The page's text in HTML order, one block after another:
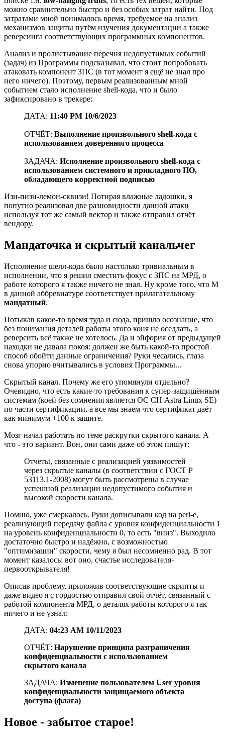
можно сравнительно быстро и без особых затрат найти. Под
затратами мной понималось время, требуемое на анализ
механизмов защиты путём изучения документации а также
реверсинга соответствующих программных компонентов.
Анализ и пролистывание перечня недопустимых событий
(задач) из Программы подсказывал, что стоит попробовать
атаковать компонент ЗПС (в тот момент я ещё не знал про
него ничего). Поэтому, первым реализованным мной
событием стало исполнение shell-кода, что и было
зафиксировано в трекере:
ДАТА: 11:40 PM 10/6/2023
ОТЧЁТ: Выполнение произвольного shell-кода с
использованием доверенного процесса
ЗАДАЧА: Исполнение произвольного shell-кода с
использованием системного и прикладного ПО,
обладающего корректной подписью
Изи-пизи-лемон-сквизи! Потирая влажные ладошки, я
попутно реализовал две разновидности данной атаки
используя тот же самый вектор и также отправил отчёт
вендору.
Мандаточка и скрытый канальчег
Исполнение шелл-кода было настолько тривиальным в
исполнении, что я решил сместить фокус с ЗПС на МРД, о
работе которого я также ничего не знал. Ну кроме того, что М
в данной аббревиатуре соответствует прилагательному
мандатный.
Потыкав какое-то время туда и сюда, пришло осознание, что
без понимания деталей работы этого коня не оседлать, а
реверсить всё также не хотелось. Да и эйфория от предыдущей
находки не давала покоя: должен же быть какой-то простой
способ обойти данные ограничения? Руки чесались, глаза
снова упорно вчитывались в условия Программы...
Скрытый канал. Почему же его упомянули отдельно?
Очевидно, что есть какие-то требования к супер-защищённым
системам (коей без сомнения является ОС СН Astra Linux SE)
по части сертификации, а все мы знаем что сертификат даёт
как минимум +100 к защите.
Мозг начал работать по теме раскрутки скрытого канала. А
что - это вариант. Вон, они сами даже об этом пишут:
Отчеты, связанные с реализацией уязвимостей
через скрытые каналы (в соответствии с ГОСТ Р
53113.1-2008) могут быть рассмотрены в случае
успешной реализации недопустимого события и
высокой скорости канала.
Помню, уже смеркалось. Руки дописывали код на perl-е,
реализующий передачу файла с уровня конфиденциальности 1
на уровень конфиденциальности 0, то есть "вниз". Выходило
достаточно быстро и надёжно, с возможностью
"оптимизации" скорости, чему я был несомненно рад. В тот
момент казалось: вот оно, счастье исследователя-
первооткрывателя!
Описав проблему, приложив соответствующие скрипты и
даже видео я с гордостью отправил свой отчёт, связанный с
работой компонента МРД, о деталях работы которого я так
ничего и не узнал:
ДАТА: 04:23 AM 10/11/2023
ОТЧЁТ: Нарушение принципа разграничения
конфиденциальности с использованием
скрытого канала
ЗАДАЧА: Изменение пользователем User уровня
конфиденциальности защищаемого объекта
доступа (флага)
Новое - забытое старое!